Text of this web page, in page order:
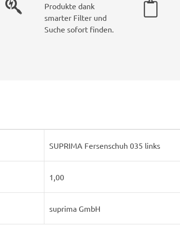
Produkte dank
smarter Filter und
Suche sofort finden.
SUPRIMA Fersenschuh 035 links
1,00
suprima GmbH